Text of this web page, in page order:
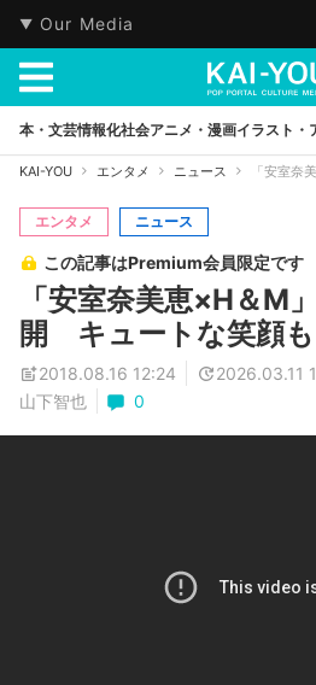
Our Media
本・文芸情報化社会アニメ・漫画イラスト・
KAI-YOU エンタメ ニュース 「安室奈
エンタメ ニュース
この記事はPremium会員限定です
「安室奈美恵×H＆M
開 キュートな笑顔
2018.08.16 12:24
2026.03.11
山下智也
0